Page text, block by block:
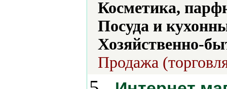
Косметика,
Посуда и
Хозяйственно-
Продажа